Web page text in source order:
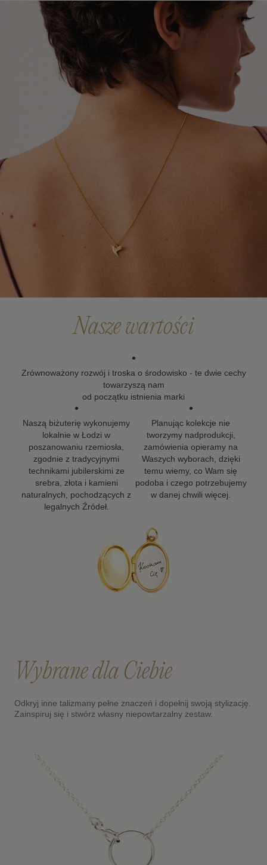
Global Express (Poczta Polska). Szacowany czas
doręczenia wynosi od 3 do 20 dni roboczych.
Szczegółowe informacje dotyczące dostępnych krajów,
metod wysyłki oraz orientacyjnych terminów dostawy
znajdziesz w tabeli.
Dokładamy wszelkich starań, aby Twoje zamówienie
dotarło bezpiecznie i jak najszybciej - niezależnie od
tego, czy podróżuje kilka ulic dalej, czy na drugi koniec
W przypadku zamówień wysyłanych do Wielkiej Brytanii i
Irlandii Północnej mogą obowiązywać dodatkowe opłaty
celne, podatki lub opłaty importowe naliczane przez
lokalne organy celne. Ewentualne koszty tego typu
ponosi odbiorca przesyłki.
zakładać ją jako ostatni element stylizacji.
Chroń biżuterię przed kontaktem z detergentami,
środkami czystości oraz preparatami leczniczymi
stosowanymi na skórę, które mogą wpływać na trwałość
pozłocenia i wygląd metalu.
Zdejmuj biżuterię przed kąpielą, snem, uprawianiem
sportu oraz wykonywaniem prac domowych. Pozwoli to
ograniczyć ryzyko uszkodzeń, odkształceń i utraty
Aby odświeżyć biżuterię i przywrócić jej blask, delikatnie
przecieraj ją miękką ściereczką jubilerską. Pamiętaj, że
pozłocenie jest naturalną powłoką użytkową, która z
czasem może ulegać ścieraniu. Tempo tego procesu
zależy między innymi od sposobu użytkowania,
częstotliwości noszenia oraz indywidualnych właściwości
skóry.
Po upływie okresu gwarancji możesz skorzystać z
dokładamy wszelkich starań, aby nasze projekty mogły
towarzyszyć Ci w kolejnych ważnych momentach życia.
Nasze wartości
•
Zrównoważony rozwój i troska o środowisko - te dwie cechy
towarzyszą nam
od początku istnienia marki
•
Naszą biżuterię wykonujemy
lokalnie w Łodzi w
poszanowaniu rzemiosła,
zgodnie z tradycyjnymi
technikami jubilerskimi ze
srebra, złota i kamieni
naturalnych, pochodzących z
legalnych Źródeł.
•
Planując kolekcje nie
tworzymy nadprodukcji,
zamówienia opieramy na
Waszych wyborach, dzięki
temu wiemy, co Wam się
podoba i czego potrzebujemy
w danej chwili więcej.
Wybrane dla Ciebie
Odkryj inne talizmany pełne znaczeń i dopełnij swoją stylizację.
Zainspiruj się i stwórz własny niepowtarzalny zestaw.